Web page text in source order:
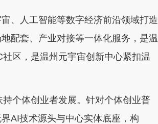
人工智能等数字经济前沿领域打造
配套、产业对接等一体化服务，是温
区，是温州元宇宙创新中心紧扣温
个体创业者发展。针对个体创业普
AI技术源头与中心实体底座，构